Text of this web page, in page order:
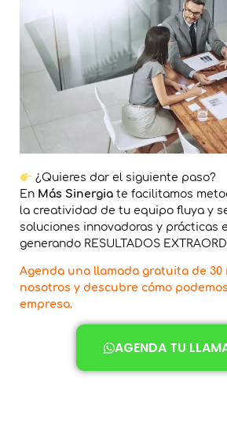
¿Quieres dar el siguiente paso?
En Más Sinergia te facilitamos
la creatividad de tu equipo fluya y
soluciones innovadoras y prácticas
generando RESULTADOS
Agenda una llamada gratuita de 30
nosotros y descubre cómo
empresa.
AGENDA TU